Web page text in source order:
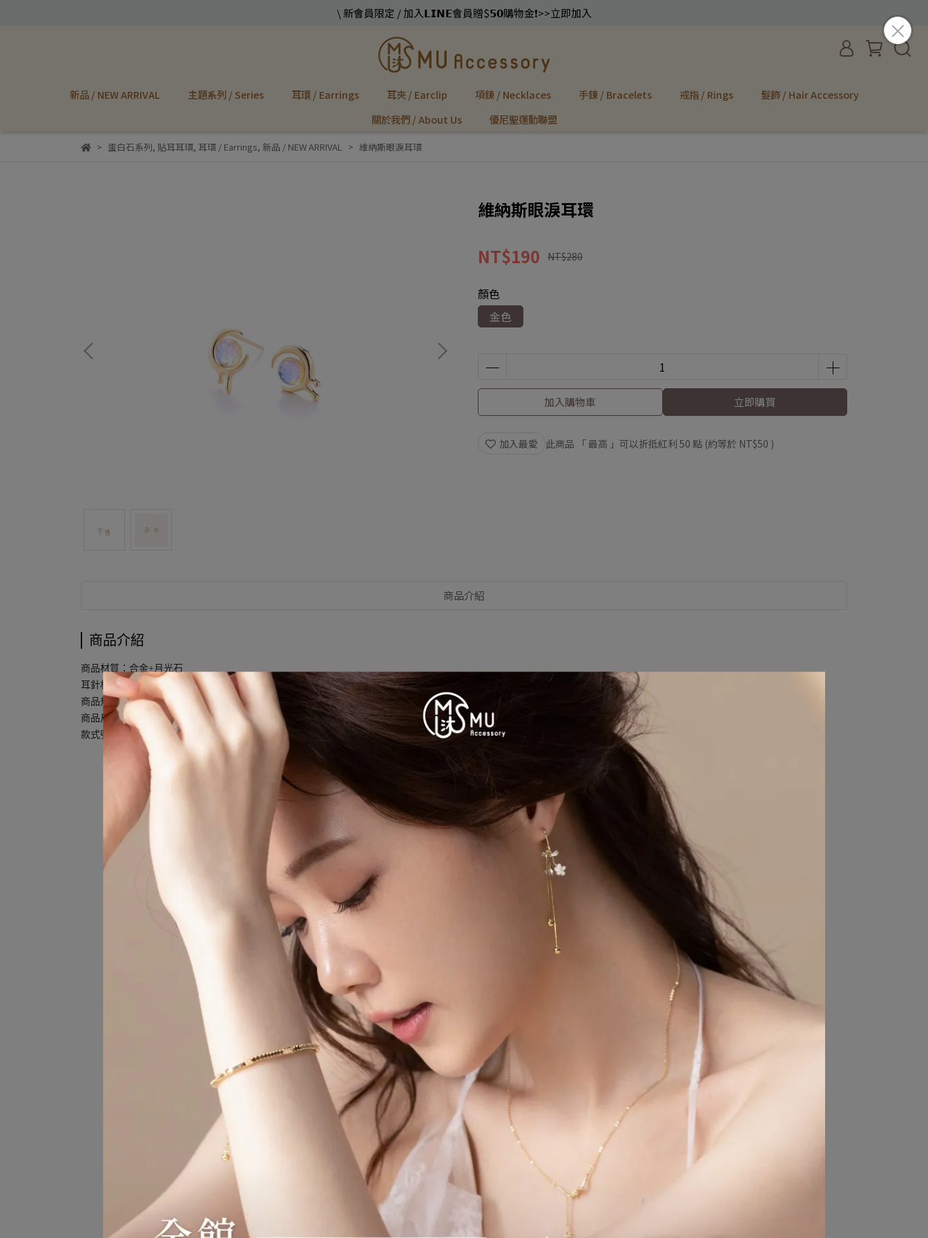
\ 新會員限定 / 加入𝗟𝗜𝗡𝗘會員贈$𝟱𝟬購物金❗️>>立即加入
新品 / NEW ARRIVAL 主題系列 / Series 耳環 / Earrings 耳夾 / Earclip 項鍊 / Necklaces 手鍊 / Bracelets 戒指 / Rings
髮飾 / Hair Accessory
關於我們 / About Us
優尼聖運動聯盟
蛋白石系列, 貼耳耳環, 耳環 / Earrings, 新品 / NEW ARRIVAL 維納斯眼淚耳環
維納斯眼淚耳環
NT$190 NT$280
顏色
金色
加入購物車 立即購買
加入最愛 此商品 「 最高 」可以折抵紅利 50 點 (約等於 NT$50 )
商品介紹
商品介紹
商品材質：合金+月光石
耳針材質：925純銀
商品規格：一對販售
商品尺寸：長1.2 x 寬0.9 cm
款式號碼：2405A163